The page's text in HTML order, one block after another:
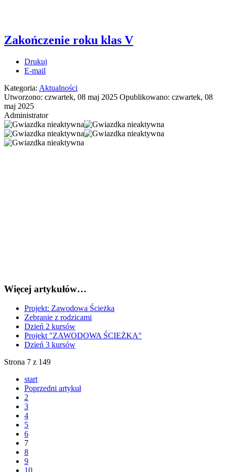
Zakończenie roku klas V
Drukuj
E-mail
Kategoria: Aktualności
Utworzono: czwartek, 08 maj 2025 Opublikowano: czwartek, 08
maj 2025
Administrator
Więcej artykułów…
Projekt: Zawodowa Ścieżka
Zebranie z rodzicami
Dzień 2 kursów
Projekt "ZAWODOWA ŚCIEŻKA"
Dzień 3 kursów
Strona 7 z 149
start
Poprzedni artykuł
2
3
4
5
6
7
8
9